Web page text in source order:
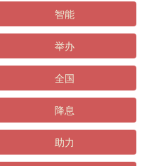
智能
举办
全国
降息
助力